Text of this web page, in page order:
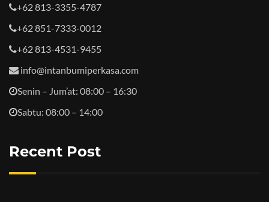
+62 813-3355-4787
+62 851-7333-0012
+62 813-4531-9455
info@intanbumiperkasa.com
Senin – Jum’at: 08:00 – 16:30
Sabtu: 08:00 – 14:00
Recent Post